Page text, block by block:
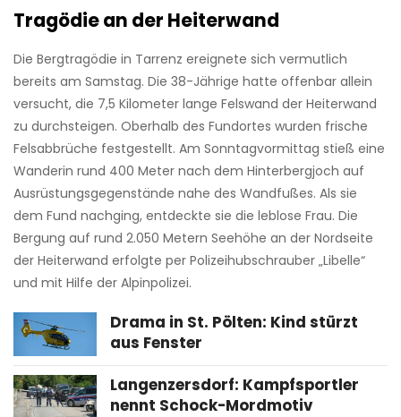
Tragödie an der Heiterwand
Die Bergtragödie in Tarrenz ereignete sich vermutlich
bereits am Samstag. Die 38-Jährige hatte offenbar allein
versucht, die 7,5 Kilometer lange Felswand der Heiterwand
zu durchsteigen. Oberhalb des Fundortes wurden frische
Felsabbrüche festgestellt. Am Sonntagvormittag stieß eine
Wanderin rund 400 Meter nach dem Hinterbergjoch auf
Ausrüstungsgegenstände nahe des Wandfußes. Als sie
dem Fund nachging, entdeckte sie die leblose Frau. Die
Bergung auf rund 2.050 Metern Seehöhe an der Nordseite
der Heiterwand erfolgte per Polizeihubschrauber „Libelle“
und mit Hilfe der Alpinpolizei.
Drama in St. Pölten: Kind stürzt
aus Fenster
Langenzersdorf: Kampfsportler
nennt Schock-Mordmotiv